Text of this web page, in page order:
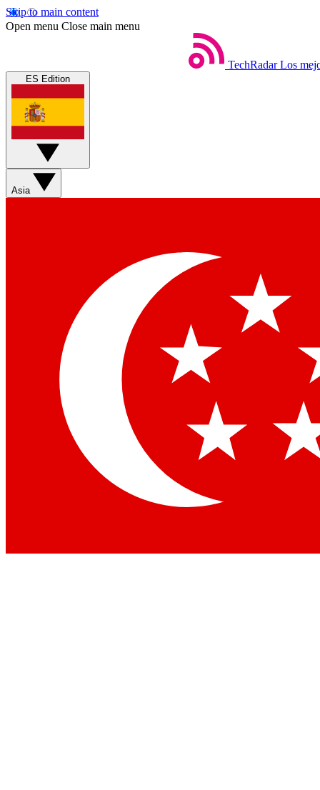
Skip to main content
Open menu Close main menu
TechRadar Los
ES Edition
Asia